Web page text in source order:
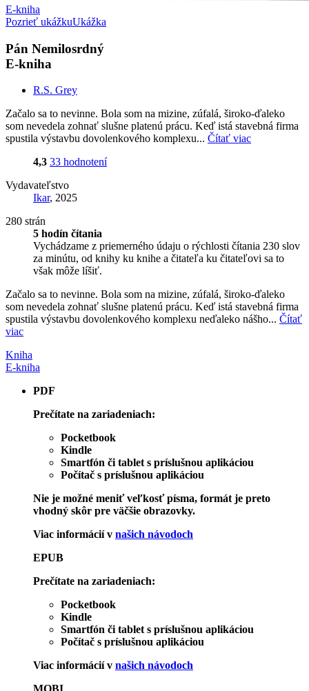
E-kniha
Pozrieť ukážkuUkážka
Pán Nemilosrdný
E-kniha
R.S. Grey
Začalo sa to nevinne. Bola som na mizine, zúfalá, široko-ďaleko
som nevedela zohnať slušne platenú prácu. Keď istá stavebná firma
spustila výstavbu dovolenkového komplexu... Čítať viac
4,3 33 hodnotení
Vydavateľstvo
Ikar, 2025
280 strán
5 hodín čítania
Vychádzame z priemerného údaju o rýchlosti čítania 230 slov
za minútu, od knihy ku knihe a čitateľa ku čitateľovi sa to
však môže líšiť.
Začalo sa to nevinne. Bola som na mizine, zúfalá, široko-ďaleko
som nevedela zohnať slušne platenú prácu. Keď istá stavebná firma
spustila výstavbu dovolenkového komplexu neďaleko nášho... Čítať
viac
Kniha
E-kniha
PDF
Prečítate na zariadeniach:
Pocketbook
Kindle
Smartfón či tablet s príslušnou aplikáciou
Počítač s príslušnou aplikáciou
Nie je možné meniť veľkosť písma, formát je preto
vhodný skôr pre väčšie obrazovky.
Viac informácií v našich návodoch
EPUB
Prečítate na zariadeniach:
Pocketbook
Kindle
Smartfón či tablet s príslušnou aplikáciou
Počítač s príslušnou aplikáciou
Viac informácií v našich návodoch